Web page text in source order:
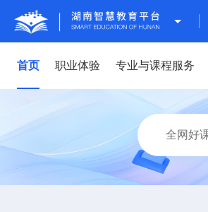
首页 职业体验 专业与课程服务